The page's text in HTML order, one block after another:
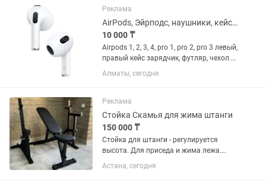
готовыми рекомендациями по уходу и
восстановлению...
Реклама
AirPods, Эйрподс, наушники, кейс, футляр, чехол
10 000 ₸
Airpods 1, 2, 3, 4, pro 1, pro 2, pro 3 левый,
правый кейс зарядчик, футляр, чехол.
модели; A1531, А2031, А2084, А2564,,
если потеряли один наушник то можно
Алматы, сегодня
Реклама
Стойка Скамья для жима штанги
150 000 ₸
Стойка для штанги - регулируется
высота. Для приседа и жима лежа.
Скамья , регулируется под углами
наклоны. Доставка бесплатно.
Астана, сегодня